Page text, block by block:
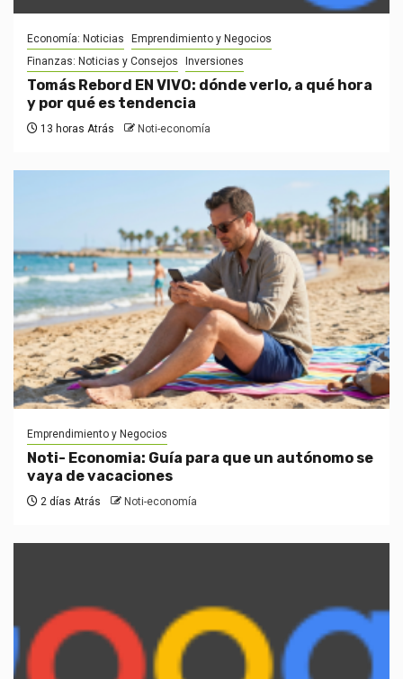
Economía: Noticias
Emprendimiento y Negocios
Finanzas: Noticias y Consejos
Inversiones
Tomás Rebord EN VIVO: dónde verlo, a qué hora
y por qué es tendencia
13 horas Atrás Noti-economía
Emprendimiento y Negocios
Noti- Economia: Guía para que un autónomo se
vaya de vacaciones
2 días Atrás Noti-economía